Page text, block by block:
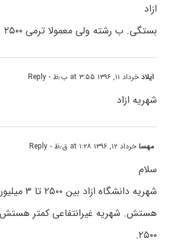
ازاد
بستگی. ب رشته ولی معمولا ترمی ۲۵۰۰
ایلادخرداد ۱۱, ۱۳۹۶ at ۳:۵۵ ب٫ظ - Reply
شهریه ازاد
مهساخرداد ۱۲, ۱۳۹۶ at ۱:۲۸ ق٫ظ - Reply
سلام
شهریه دانشگاه
۲۵۰۰.